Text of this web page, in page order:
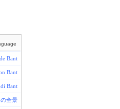
Bant
Bant
Bant
全景